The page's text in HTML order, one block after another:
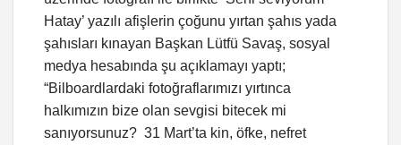
Hatay’ yazılı afişlerin çoğunu yırtan şahıs yada
şahısları kınayan Başkan Lütfü Savaş, sosyal
medya hesabında şu açıklamayı yaptı;
“Bilboardlardaki fotoğraflarımızı yırtınca
halkımızın bize olan sevgisi bitecek mi
sanıyorsunuz? 31 Mart’ta kin, öfke, nefret